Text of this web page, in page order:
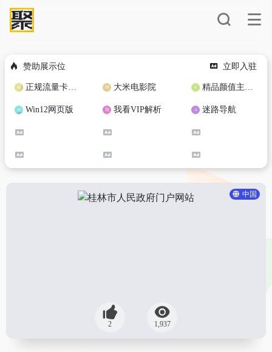
赞助展示位 立即入驻
正规流量卡免费加盟合作 大米电影院 精品颜值主播定制
Win12网页版 我看VIP解析 迷路导航
中国
2 1,937